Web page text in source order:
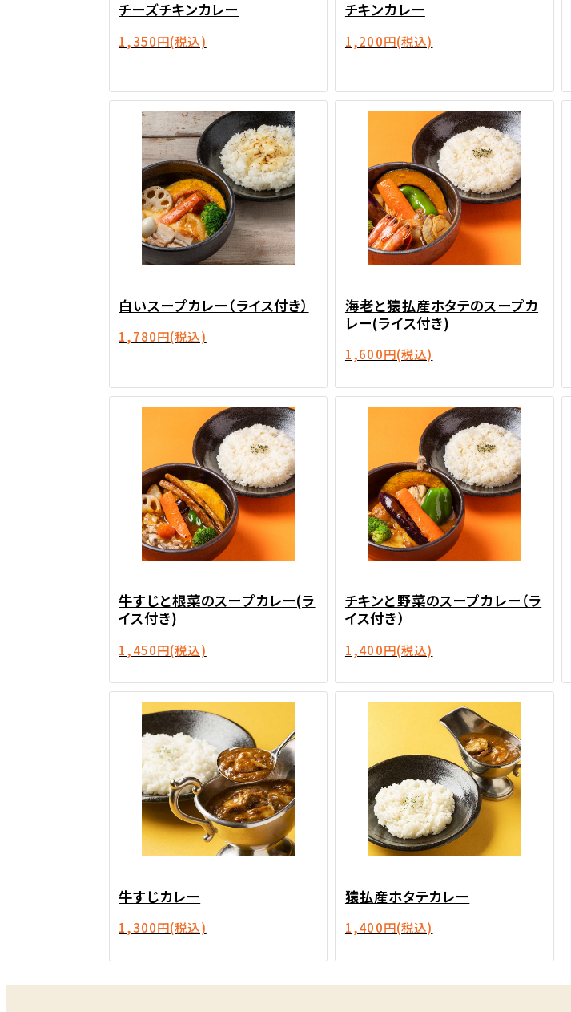
チーズチキンカレー
1,350円(税込)
チキンカレー
1,200円(税込)
白いスープカレー（ライス付き）
1,780円(税込)
海老と猿払産ホタテのスープカ
レー(ライス付き)
1,600円(税込)
牛すじと根菜のスープカレー(ラ
イス付き)
1,450円(税込)
チキンと野菜のスープカレー（ラ
イス付き）
1,400円(税込)
牛すじカレー
1,300円(税込)
猿払産ホタテカレー
1,400円(税込)